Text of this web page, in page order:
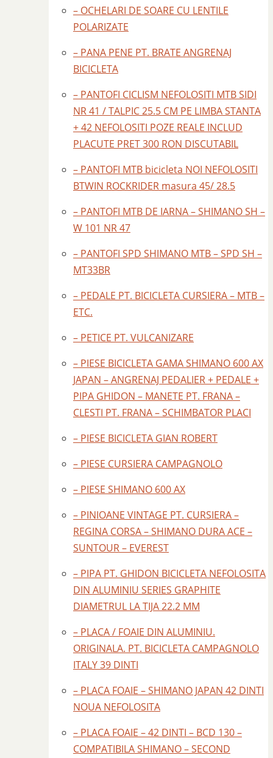
– OCHELARI DE SOARE CU LENTILE
POLARIZATE
– PANA PENE PT. BRATE ANGRENAJ
BICICLETA
– PANTOFI CICLISM NEFOLOSITI MTB SIDI
NR 41 / TALPIC 25.5 CM PE LIMBA STANTA
+ 42 NEFOLOSITI POZE REALE INCLUD
PLACUTE PRET 300 RON DISCUTABIL
– PANTOFI MTB bicicleta NOI NEFOLOSITI
BTWIN ROCKRIDER masura 45/ 28.5
– PANTOFI MTB DE IARNA – SHIMANO SH –
W 101 NR 47
– PANTOFI SPD SHIMANO MTB – SPD SH –
MT33BR
– PEDALE PT. BICICLETA CURSIERA – MTB –
ETC.
– PETICE PT. VULCANIZARE
– PIESE BICICLETA GAMA SHIMANO 600 AX
JAPAN – ANGRENAJ PEDALIER + PEDALE +
PIPA GHIDON – MANETE PT. FRANA –
CLESTI PT. FRANA – SCHIMBATOR PLACI
– PIESE BICICLETA GIAN ROBERT
– PIESE CURSIERA CAMPAGNOLO
– PIESE SHIMANO 600 AX
– PINIOANE VINTAGE PT. CURSIERA –
REGINA CORSA – SHIMANO DURA ACE –
SUNTOUR – EVEREST
– PIPA PT. GHIDON BICICLETA NEFOLOSITA
DIN ALUMINIU SERIES GRAPHITE
DIAMETRUL LA TIJA 22.2 MM
– PLACA / FOAIE DIN ALUMINIU.
ORIGINALA. PT. BICICLETA CAMPAGNOLO
ITALY 39 DINTI
– PLACA FOAIE – SHIMANO JAPAN 42 DINTI
NOUA NEFOLOSITA
– PLACA FOAIE – 42 DINTI – BCD 130 –
COMPATIBILA SHIMANO – SECOND